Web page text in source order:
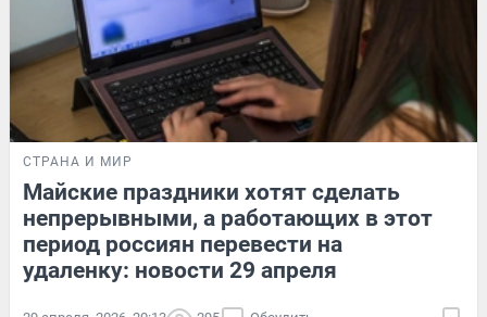
СТРАНА И МИР
Майские праздники хотят сделать
непрерывными, а работающих в этот
период россиян перевести на
удаленку: новости 29 апреля